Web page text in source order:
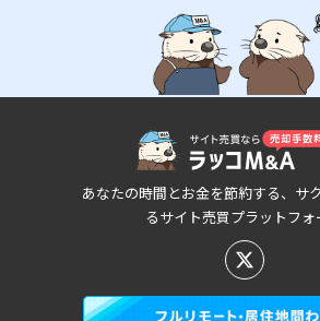
あなたの時間とお金を節約する、サ
るサイト売買プラットフォ